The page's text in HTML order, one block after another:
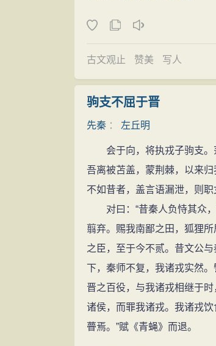
古文观止 赞美 写人
驹支不屈于晋
先秦 ： 左丘明
会于向，将执戎子驹支。
吾离被苫盖，蒙荆棘，以来
不如昔者，盖言语漏泄，则
对曰：“昔秦人负恃其众，
翦弃。赐我南鄙之田，狐狸
之臣，至于今不贰。昔文公
下，秦师不复，我诸戎实然
晋之百役，与我诸戎相继于
诸侯，而罪我诸戎。我诸戎
瞢焉。”赋《青蝇》而退。